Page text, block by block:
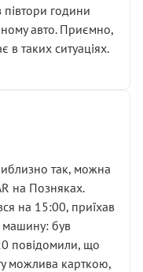
рідини потрібно
циліндром у
на техніці,
а як максимум —
елементарних
Раніше міняв у
хороше
гайок під
“старі гайки, які
( надіюсь
години
авто. Приємно,
в таких ситуаціях.
так, можна
на Позняках.
на 15:00, приїхав
машину: був
повідомили, що
можлива карткою,